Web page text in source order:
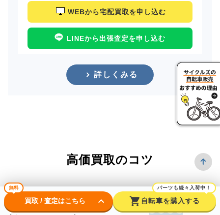
WEBから宅配買取を申し込む
LINEから出張査定を申し込む
詳しくみる
高価買取のコツ
できるだけ
無料
買取 / 査定はこちら keyboard_arrow_down shopping_cart
パーツも続々入荷中！
自転車を購入する